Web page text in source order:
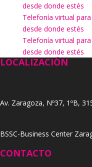
desde donde estés
Telefonía virtual
desde donde estés
Telefonía virtual
desde donde estés
LOCALIZACIÓN
Av. Zaragoza, Nº37, 1ºB,
BSSC-Business Center
CONTACTO